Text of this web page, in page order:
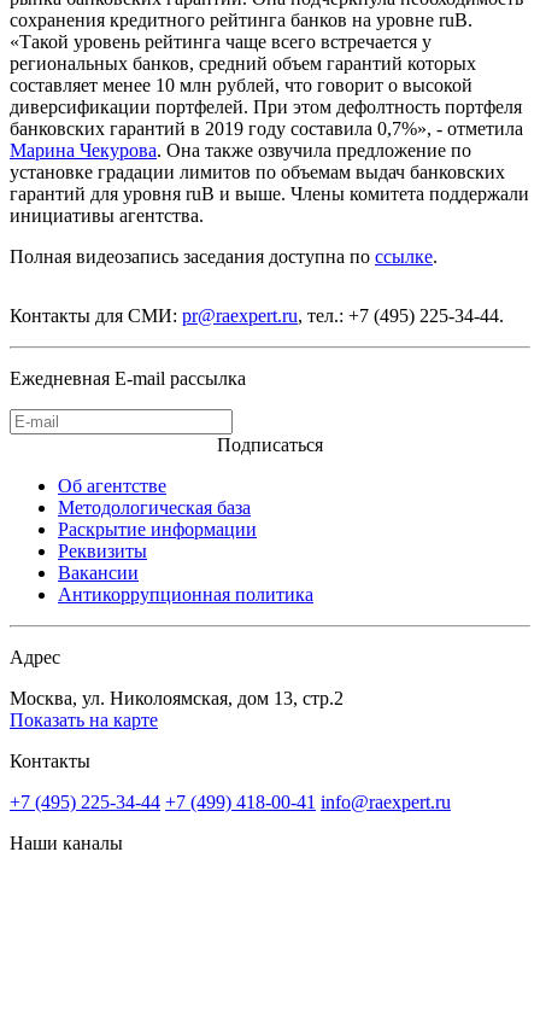
сохранения кредитного рейтинга банков на уровне ruB.
«Такой уровень рейтинга чаще всего встречается у
региональных банков, средний объем гарантий которых
составляет менее 10 млн рублей, что говорит о высокой
диверсификации портфелей. При этом дефолтность портфеля
банковских гарантий в 2019 году составила 0,7%», - отметила
Марина Чекурова. Она также озвучила предложение по
установке градации лимитов по объемам выдач банковских
гарантий для уровня ruB и выше. Члены комитета поддержали
инициативы агентства.
Полная видеозапись заседания доступна по ссылке.
Контакты для СМИ: pr@raexpert.ru, тел.: +7 (495) 225-34-44.
Ежедневная E-mail рассылка
Подписаться
Об агентстве
Методологическая база
Раскрытие информации
Реквизиты
Вакансии
Антикоррупционная политика
Адрес
Москва, ул. Николоямская, дом 13, стр.2
Показать на карте
Контакты
+7 (495) 225-34-44 +7 (499) 418-00-41 info@raexpert.ru
Наши каналы